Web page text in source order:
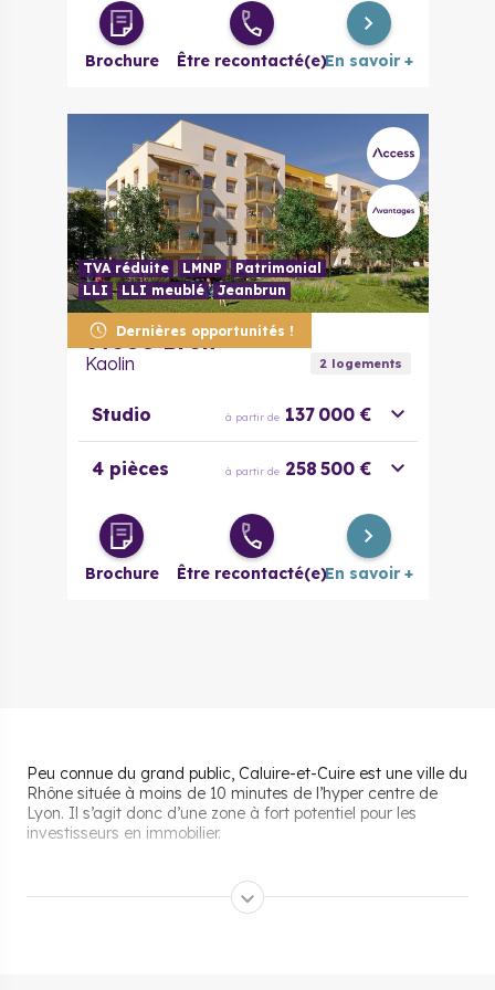
Brochure Être recontacté(e)En savoir +
Dernières opportunités !
TVA réduite LMNP
Patrimonial
LLI
LLI meublé Jeanbrun
69500 Bron
Kaolin 2logements
Studio à partir de 137 000 €
4 pièces à partir de 258 500 €
Brochure Être recontacté(e)En savoir +
Peu connue du grand public, Caluire-et-Cuire est une ville du
Rhône située à moins de 10 minutes de l’hyper centre de
Lyon. Il s’agit donc d’une zone à fort potentiel pour les
investisseurs en immobilier.
Les aides pour acheter un